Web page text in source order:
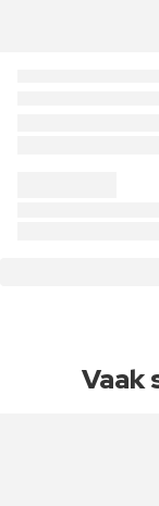
Vaak